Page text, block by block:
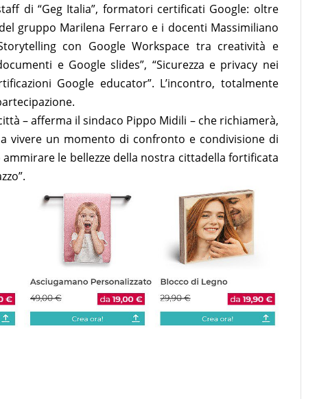
di “Geg Italia”, formatori certificati Google: oltre
gruppo Marilena Ferraro e i docenti Massimiliano
con Google Workspace tra creatività e
e Google slides”, “Sicurezza e privacy nei
Google educator”. L’incontro, totalmente
– afferma il sindaco Pippo Midili – che richiamerà,
vivere un momento di confronto e condivisione di
le bellezze della nostra cittadella fortificata